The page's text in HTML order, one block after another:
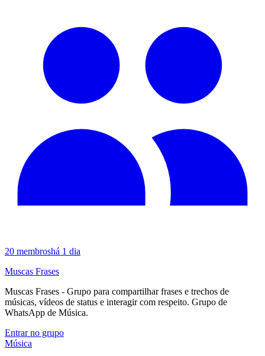
20 membroshá 1 dia
Muscas Frases
Muscas Frases - Grupo para compartilhar frases e trechos de
músicas, vídeos de status e interagir com respeito. Grupo de
WhatsApp de Música.
Entrar no grupo
Música